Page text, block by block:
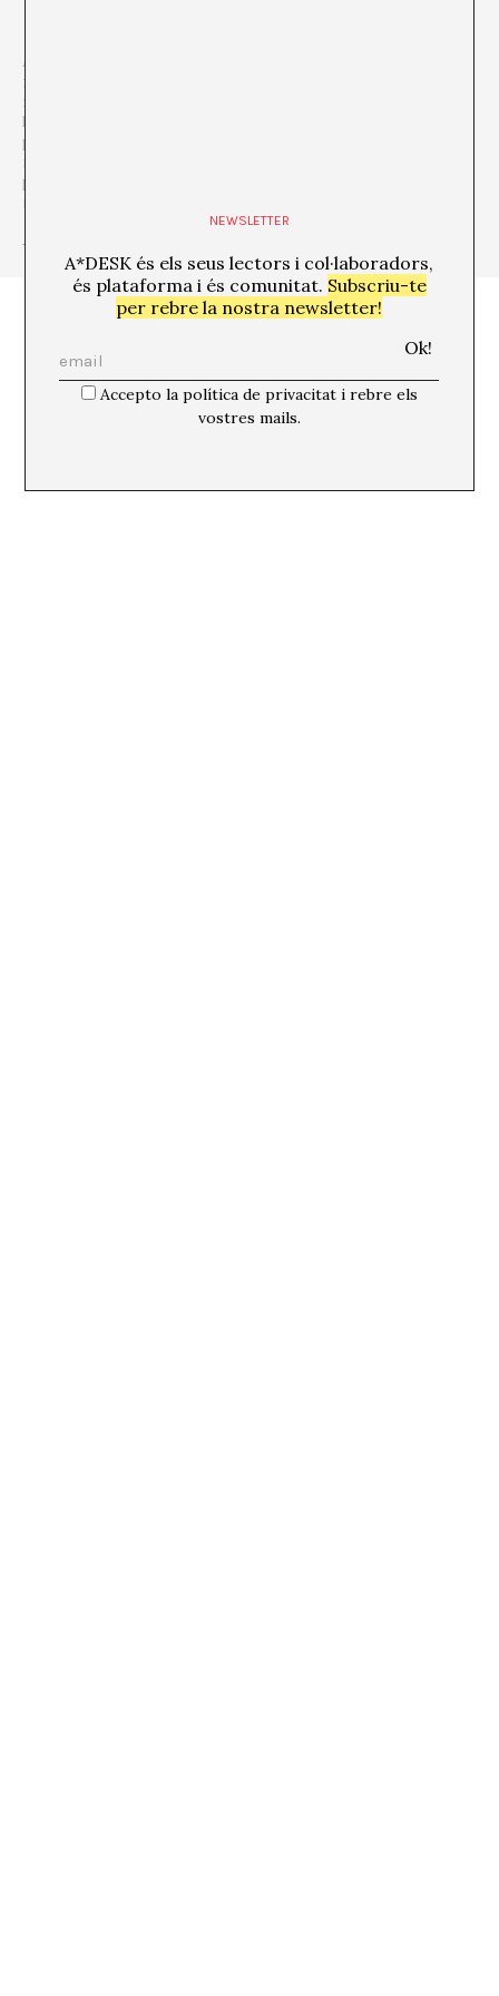
A*DESK és una
formació, l’experimentació, la comunicació i la difusió en
relació a la cultura i l’art contemporanis
la
perquè és d’allí d’on venim i aquesta consciència ens permet anar
molt més allà, incorporar altres disciplines i formes de
pensament per a parlar i debatre sobre temes que són de
rellevància i d’urgència per a entendre el nostre present.
+ Veure totes les publicacions de l'autor/a
NEWSLETTER
A*DESK és els seus lectors i col·laboradors,
és plataforma i és comunitat. Subscriu-te
per rebre la nostra newsletter!
Accepto la política de privacitat i rebre els
vostres mails.